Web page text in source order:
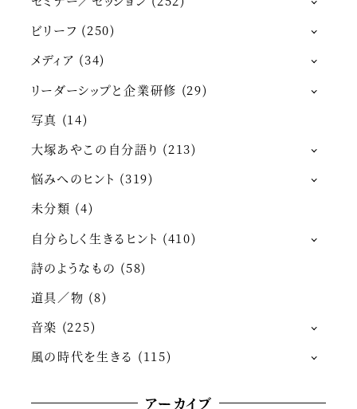
ビリーフ (250)
メディア (34)
リーダーシップと企業研修 (29)
写真 (14)
大塚あやこの自分語り (213)
悩みへのヒント (319)
未分類 (4)
自分らしく生きるヒント (410)
詩のようなもの (58)
道具／物 (8)
音楽 (225)
風の時代を生きる (115)
アーカイブ